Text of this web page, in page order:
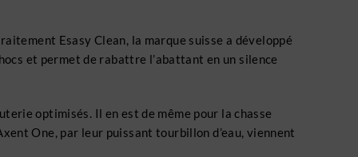
Esasy Clean, la marque suisse a développé
et permet de rabattre l’abattant en un silence
optimisés. Il en est de même pour la chasse
One, par leur puissant tourbillon d’eau, viennent